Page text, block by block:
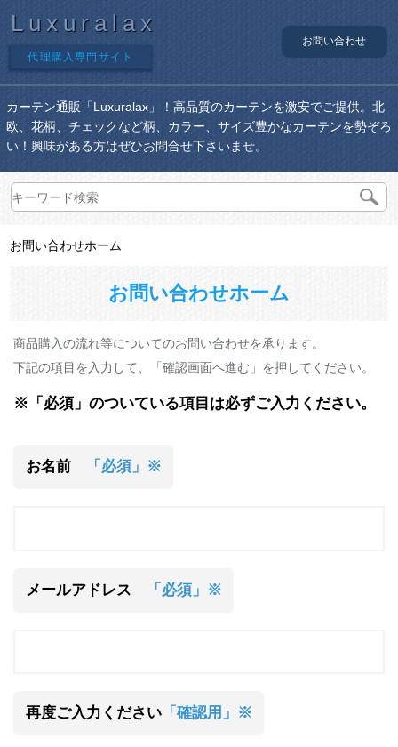
Luxuralax
代理購入専門サイト
お問い合わせ
カーテン通販「Luxuralax」！高品質のカーテンを激安でご提供。北
欧、花柄、チェックなど柄、カラー、サイズ豊かなカーテンを勢ぞろ
い！興味がある方はぜひお問合せ下さいませ。
お問い合わせホーム
お問い合わせホーム
商品購入の流れ等についてのお問い合わせを承ります。
下記の項目を入力して、「確認画面へ進む」を押してください。
※「必須」のついている項目は必ずご入力ください。
お名前 「必須」※
メールアドレス 「必須」※
再度ご入力ください「確認用」※